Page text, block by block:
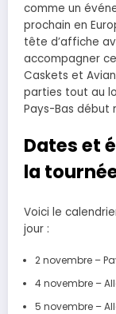
comme un
prochain en
tête d’affiche
accompagner
Caskets et
parties tout au
Pays-Bas début
Dates et
la
Voici le
jour :
2 novembre –
4 novembre –
5 novembre –